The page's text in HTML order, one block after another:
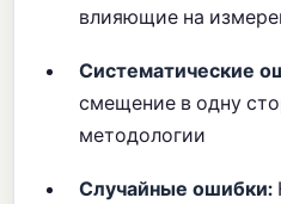
влияющие на
Систематические
смещение в одну
методологии
Случайные ошибки: